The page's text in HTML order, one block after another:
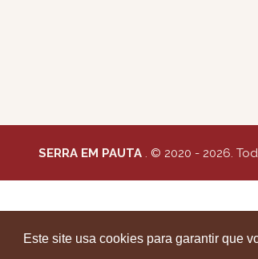
Este site usa cookies para garantir que
SERRA EM PAUTA . © 2020 - 2026.